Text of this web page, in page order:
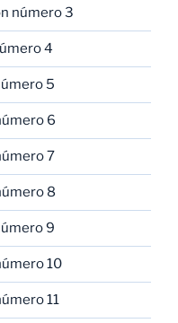
número 3
4
5
6
7
8
9
10
11